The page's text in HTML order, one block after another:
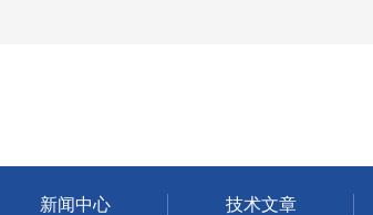
新闻中心 技术文章